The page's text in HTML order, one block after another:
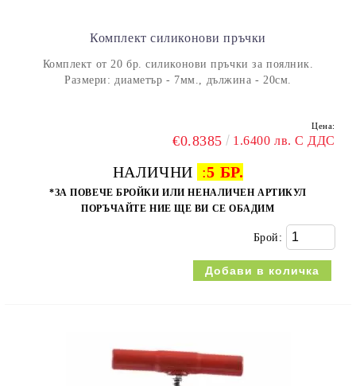
Комплект силиконови пръчки
Комплект от 20 бр. силиконови пръчки за поялник.
Размери: диаметър - 7мм., дължина - 20см.
Цена:
€0.8385 1.6400 лв. С ДДС
НАЛИЧНИ :5 БР.
*ЗА ПОВЕЧЕ БРОЙКИ ИЛИ НЕНАЛИЧЕН АРТИКУЛ
ПОРЪЧАЙТЕ НИЕ ЩЕ ВИ СЕ ОБАДИМ
Брой: